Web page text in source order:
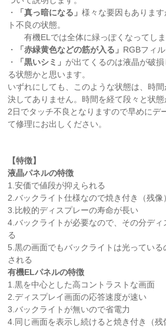
・
「真っ暗になる」様々な要因もありま
ト不良の状態。
有機ELでは全体に緑っぽくなってしま
・
「赤緑黄色などの筋が入る」 RGBフィ
・
「黒いシミ」 が出てくるのは液晶が破
る状態かと思います。
いずれにしても、このような状態は、時
決してありません。時間を経て段々と状
2日でタッチ不良となりますので早めにデ
て修理にお出しください。
【特徴】
液晶パネルの特徴
1.安価で値段が抑えられる
2.バックライト仕様なので焼き付き（残像
3.比較的ディスプレーの寿命が長い
4.バックライトが必要なので、その分デ
る
5.黒の画面でもバックライトは光ってい
される
有機ELパネルの特徴
1.黒を中心とした高コントラストな画面
2.ディスプレイ画面の応答速度が速い
3.バックライトが無いので省電力
4.同じ画面を表示し続けると焼き付き（残